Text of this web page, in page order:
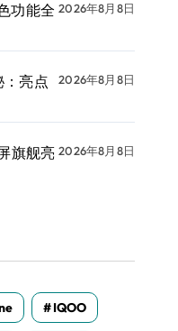
功能全 2026年8月8日
：亮点
2026年8月8日
旗舰亮 2026年8月8日
IQOO